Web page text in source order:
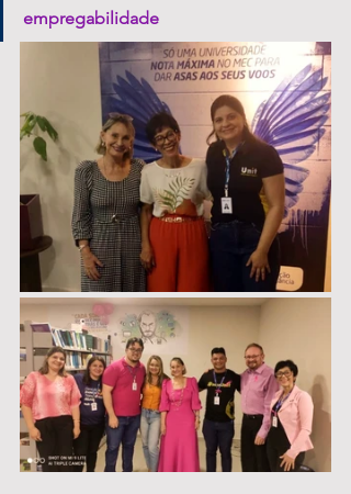
empregabilidade